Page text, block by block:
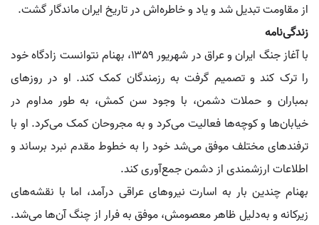
از مقاومت تبدیل شد و یاد و خاطره‌اش در تاریخ ایران ماندگار گشت.
زندگی‌نامه
با آغاز جنگ ایران و عراق در شهریور ۱۳۵۹، بهنام نتوانست زادگاه خود
را ترک کند و تصمیم گرفت به رزمندگان کمک کند. او در روزهای
بمباران و حملات دشمن، با وجود سن کمش، به طور مداوم در
خیابان‌ها و کوچه‌ها فعالیت می‌کرد و به مجروحان کمک می‌کرد. او با
ترفندهای مختلف موفق می‌شد خود را به خطوط مقدم نبرد برساند و
اطلاعات ارزشمندی از دشمن جمع‌آوری کند.
بهنام چندین بار به اسارت نیروهای عراقی درآمد، اما با نقشه‌های
زیرکانه و به‌دلیل ظاهر معصومش، موفق به فرار از چنگ آن‌ها می‌شد.